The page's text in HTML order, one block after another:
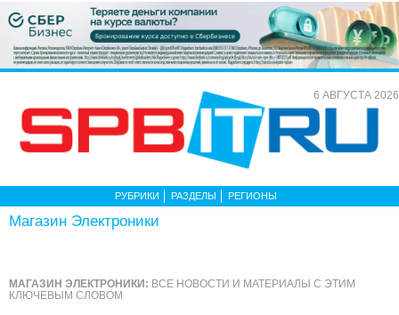
6 АВГУСТА 2026
РУБРИКИ РАЗДЕЛЫ РЕГИОНЫ
Магазин Электроники
МАГАЗИН ЭЛЕКТРОНИКИ: ВСЕ НОВОСТИ И МАТЕРИАЛЫ С ЭТИМ
КЛЮЧЕВЫМ СЛОВОМ